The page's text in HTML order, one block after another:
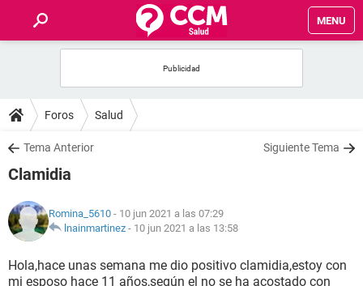
MENU
FOROS
SALUD
NUTRICIÓN
BIENESTAR
Foros Salud
Tema Anterior Siguiente Tema
Clamidia
Romina_5610 - 10 jun 2021 a las 07:29
lnainmartinez - 10 jun 2021 a las 13:58
Hola,hace unas semana me dio positivo clamidia,estoy con
mi esposo hace 11 años,según el no se ha acostado con